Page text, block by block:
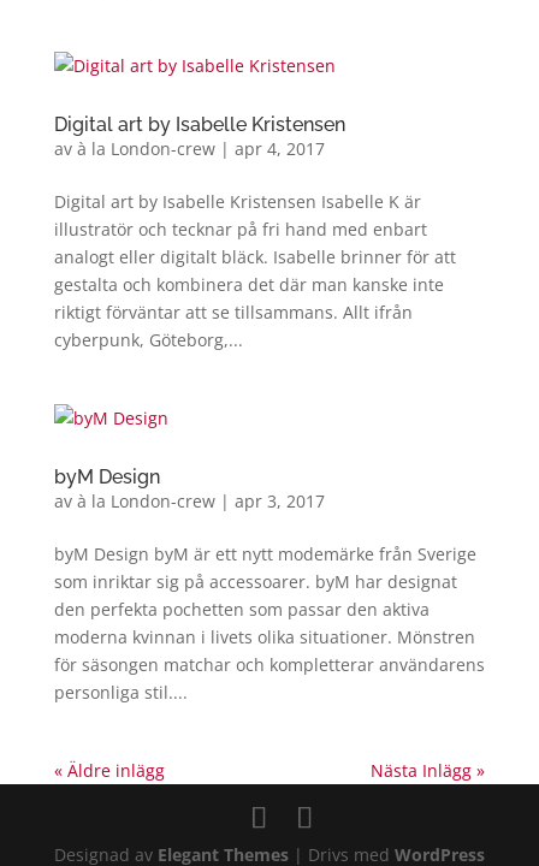
Digital art by Isabelle Kristensen
av à la London-crew| apr 4, 2017
Digital art by Isabelle Kristensen Isabelle K är
illustratör och tecknar på fri hand med enbart
analogt eller digitalt bläck. Isabelle brinner för att
gestalta och kombinera det där man kanske inte
riktigt förväntar att se tillsammans. Allt ifrån
cyberpunk, Göteborg,...
byM Design
av à la London-crew| apr 3, 2017
byM Design byM är ett nytt modemärke från Sverige
som inriktar sig på accessoarer. byM har designat
den perfekta pochetten som passar den aktiva
moderna kvinnan i livets olika situationer. Mönstren
för säsongen matchar och kompletterar användarens
personliga stil....
« Äldre inlägg Nästa Inlägg »
Designad av Elegant Themes| Drivs med WordPress